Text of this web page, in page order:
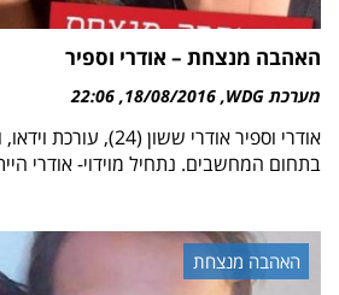
האהבה מנצחת – אודרי וספיר
מערכת WDG 18/08/2016
22:06
בתחום המחשבים. נתחיל מוידוי- אודרי
האהבה מנצחת